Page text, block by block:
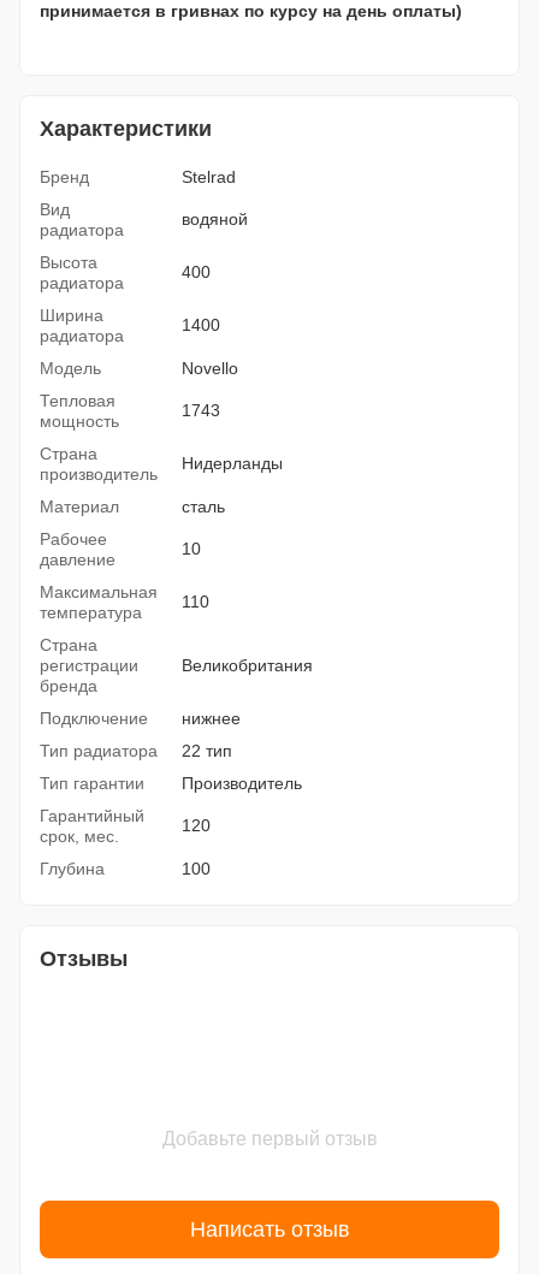
принимается в гривнах по курсу на день оплаты)
Характеристики
Бренд
Stelrad
Вид
радиатора
водяной
Высота
радиатора
400
Ширина
радиатора
1400
Модель
Novello
Тепловая
мощность
1743
Страна
производитель
Нидерланды
Материал
сталь
Рабочее
давление
10
Максимальная
температура
110
Страна
регистрации
бренда
Великобритания
Подключение
нижнее
Тип радиатора
22 тип
Тип гарантии
Производитель
Гарантийный
срок, мес.
120
Глубина 100
Отзывы
Добавьте первый отзыв
Написать отзыв